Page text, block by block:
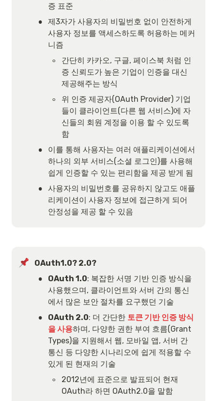
증 표준
•
제3자가 사용자의 비밀번호 없이 안전하게
사용자 정보를 액세스하도록 허용하는 메커
니즘
◦
간단히 카카오, 구글, 페이스북 처럼 인
증 신뢰도가 높은 기업이 인증을 대신
제공해주는 방식
◦
위 인증 제공자(OAuth Provider) 기업
들이 클라이언트(다른 웹 서비스)에 자
신들의 회원 계정을 이용 할 수 있도록
함
•
이를 통해 사용자는 여러 애플리케이션에서
하나의 외부 서비스(소셜 로그인)를 사용해
쉽게 인증할 수 있는 편리함을 제공 받게 됨
•
사용자의 비밀번호를 공유하지 않고도 애플
리케이션이 사용자 정보에 접근하게 되어
안정성을 제공 할 수 있음
OAuth1.0? 2.0?
• OAuth 1.0: 복잡한 서명 기반 인증 방식을
사용했으며, 클라이언트와 서버 간의 통신
에서 많은 보안 절차를 요구했던 기술
• OAuth 2.0: 더 간단한 토큰 기반 인증 방식
을 사용하며, 다양한 권한 부여 흐름(Grant
Types)을 지원해서 웹, 모바일 앱, 서버 간
통신 등 다양한 시나리오에 쉽게 적용할 수
있게 된 현재의 기술
◦
2012년에 표준으로 발표되어 현재
OAuth라 하면 OAuth2.0을 말함